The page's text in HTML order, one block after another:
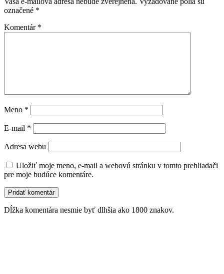
označené *
Komentár *
Meno *
E-mail *
Adresa webu
Uložiť moje meno, e-mail a webovú stránku v tomto prehliadači
pre moje budúce komentáre.
Dĺžka komentára nesmie byť dlhšia ako 1800 znakov.